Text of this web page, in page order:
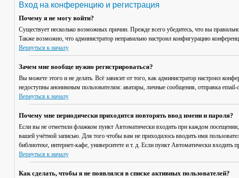
Вход на конференцию и регистрация
Почему я не могу войти?
Существует несколько возможных причин. Прежде всего убедитесь, что вы
Также возможно, что администратор неправильно настроил конфигурацию
Вернуться к началу
Зачем мне вообще нужно регистрироваться?
Вы можете этого и не делать. Всё зависит от того, как администратор настроил
недоступны анонимным пользователям: аватары, личные сообщения, отправка
Вернуться к началу
Почему мне периодически приходится повторять ввод имени и пароля?
Если вы не отметили флажком пункт Автоматически входить при каждом посещении
вашей учётной записью. Для того чтобы вам не приходилось вводить имя
библиотеке, интернет-кафе, университете и т. д. Если пункт Автоматически входить
Вернуться к началу
Как сделать, чтобы я не появлялся в списке активных пользователей?